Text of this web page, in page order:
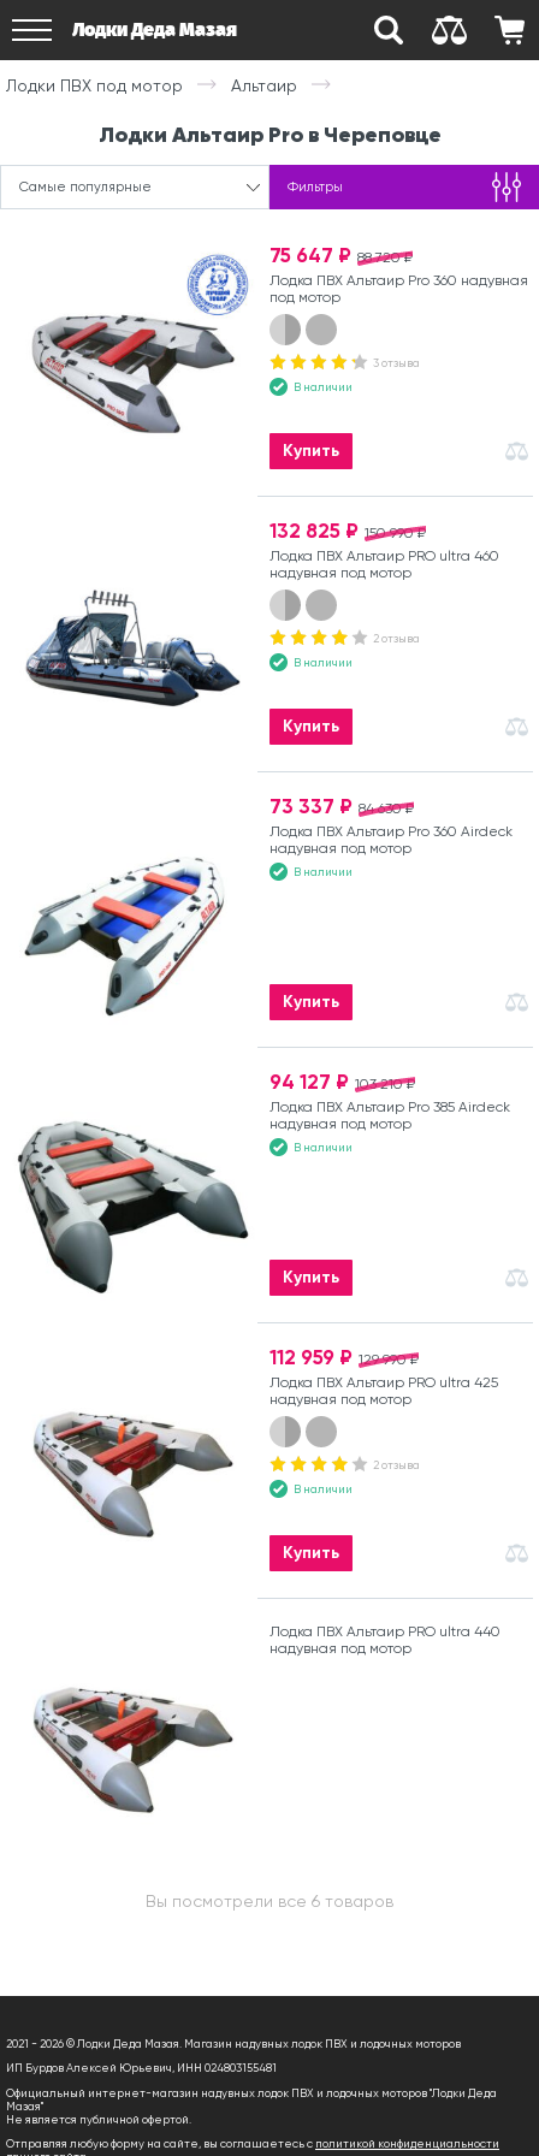
Лодки Деда Мазая
Лодки ПВХ под мотор Альтаир
Лодки Альтаир Pro в Череповце
Самые популярные Фильтры
88 720 ₽
75 647 ₽
Лодка ПВХ Альтаир Pro 360 надувная
под мотор
3 отзыва
В наличии
Купить
150 990 ₽
132 825 ₽
Лодка ПВХ Альтаир PRO ultra 460
надувная под мотор
2 отзыва
В наличии
Купить
84 630 ₽
73 337 ₽
Лодка ПВХ Альтаир Pro 360 Airdeck
надувная под мотор
В наличии
Купить
103 210 ₽
94 127 ₽
Лодка ПВХ Альтаир Pro 385 Airdeck
надувная под мотор
В наличии
Купить
129 990 ₽
112 959 ₽
Лодка ПВХ Альтаир PRO ultra 425
надувная под мотор
2 отзыва
В наличии
Купить
Лодка ПВХ Альтаир PRO ultra 440
надувная под мотор
Вы посмотрели все 6 товаров
2021 - 2026 © Лодки Деда Мазая. Магазин надувных лодок ПВХ и лодочных моторов
ИП Бурдов Алексей Юрьевич, ИНН 024803155481
Официальный интернет-магазин надувных лодок ПВХ и лодочных моторов "Лодки Деда
Мазая"
Не является публичной офертой.
Отправляя любую форму на сайте, вы соглашаетесь с политикой конфиденциальности